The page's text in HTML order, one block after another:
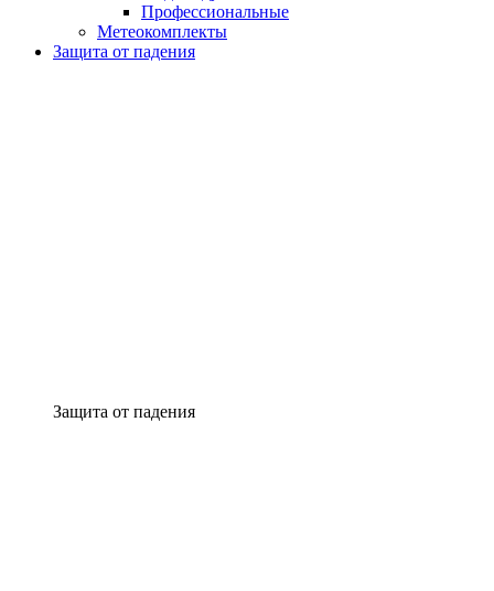
Профессиональные
Метеокомплекты
Защита от падения
Защита от падения